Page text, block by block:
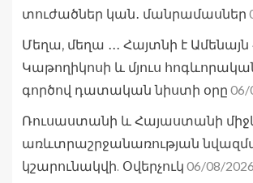
տուժածներ կան․ մանրամասներ
Մեղա, մեղա ․․․ Հայտնի է Ամենայն
Կաթողիկոսի և մյուս
գործով դատական նիստի օրը 06/
Ռուսաստանի և Հայաստանի
առևտրաշրջանառության
կշարունակվի. Օվերչուկ 06/08/2026